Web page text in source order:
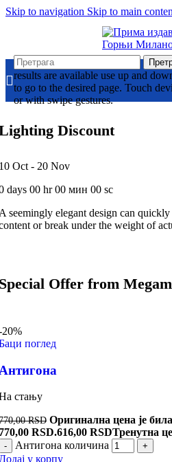
Skip to navigation Skip to main
results are available use up and
to go to the desired page. Touch
or with swipe gestures.
Discount
Oct - 20 Nov
days 00 hr00 мин 00 sc
seemingly elegant design can
or break under the weight of
Offer from
20%
поглед
стању
RSD Оригинална цена је
RSD.616,00 RSDТренутна
- Антигона количина +
у корпу